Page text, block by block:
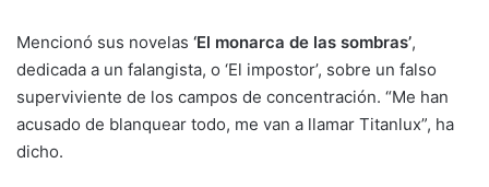
Mencionó sus novelas ‘El monarca de las sombras’,
dedicada a un falangista, o ‘El impostor’, sobre un falso
superviviente de los campos de concentración. “Me han
acusado de blanquear todo, me van a llamar Titanlux”, ha
dicho.